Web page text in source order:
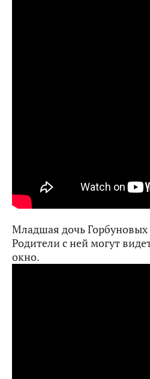
Младшая дочь Горбуновых
Родители с ней могут
окно.